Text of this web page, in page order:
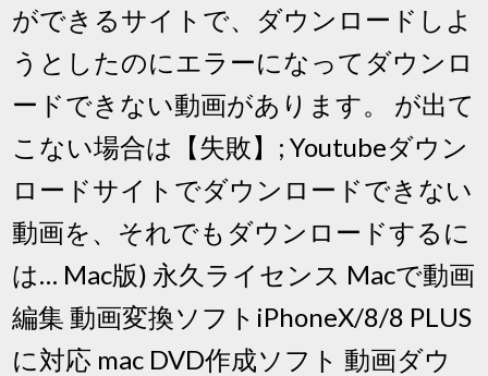
ができるサイトで、ダウンロードしよ
うとしたのにエラーになってダウンロ
ードできない動画があります。 が出て
こない場合は【失敗】; Youtubeダウン
ロードサイトでダウンロードできない
動画を、それでもダウンロードするに
は… Mac版) 永久ライセンス Macで動画
編集 動画変換ソフトiPhoneX/8/8 PLUS
に対応 mac DVD作成ソフト 動画ダウ